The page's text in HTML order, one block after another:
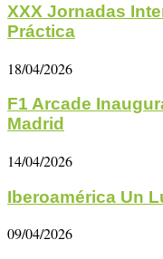
XXX Jornadas
Práctica
18/04/2026
F1 Arcade
Madrid
14/04/2026
Iberoamérica Un
09/04/2026